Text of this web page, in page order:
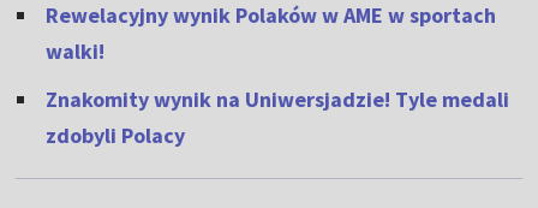
Rewelacyjny wynik Polaków w AME w sportach
walki!
Znakomity wynik na Uniwersjadzie! Tyle medali
zdobyli Polacy